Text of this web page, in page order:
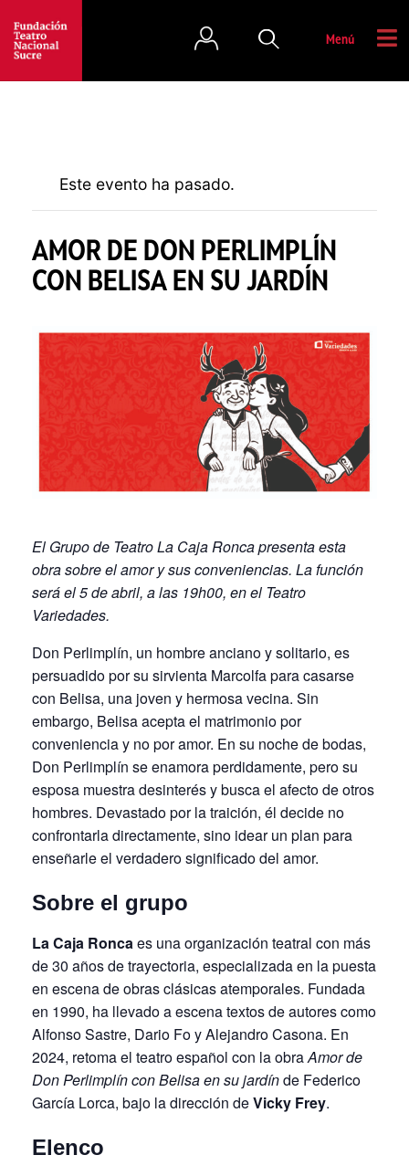
Menú
Este evento ha pasado.
AMOR DE DON PERLIMPLÍN
CON BELISA EN SU JARDÍN
El Grupo de Teatro La Caja Ronca presenta esta
obra sobre el amor y sus conveniencias. La función
será el 5 de abril, a las 19h00, en el Teatro
Variedades.
Don Perlimplín, un hombre anciano y solitario, es
persuadido por su sirvienta Marcolfa para casarse
con Belisa, una joven y hermosa vecina. Sin
embargo, Belisa acepta el matrimonio por
conveniencia y no por amor. En su noche de bodas,
Don Perlimplín se enamora perdidamente, pero su
esposa muestra desinterés y busca el afecto de otros
hombres. Devastado por la traición, él decide no
confrontarla directamente, sino idear un plan para
enseñarle el verdadero significado del amor.
Sobre el grupo
La Caja Roncaes una organización teatral con más
de 30 años de trayectoria, especializada en la puesta
en escena de obras clásicas atemporales. Fundada
en 1990, ha llevado a escena textos de autores como
Alfonso Sastre, Dario Fo y Alejandro Casona. En
2024, retoma el teatro español con la obraAmor de
Don Perlimplín con Belisa en su jardínde Federico
García Lorca, bajo la dirección deVicky Frey.
Elenco